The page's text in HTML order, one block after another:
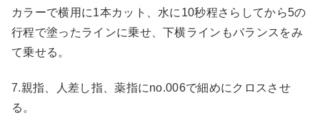
カラーで横用に1本カット、水に10秒程さらしてから5の
行程で塗ったラインに乗せ、下横ラインもバランスをみ
て乗せる。
7.親指、人差し指、薬指にno.006で細めにクロスさせ
る。